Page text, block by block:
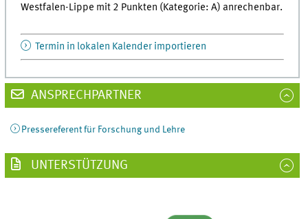
Westfalen-Lippe mit 2 Punkten (Kategorie: A) anrechenbar.
Termin in lokalen Kalender importieren
ANSPRECHPARTNER
Pressereferent für Forschung und Lehre
UNTERSTÜTZUNG